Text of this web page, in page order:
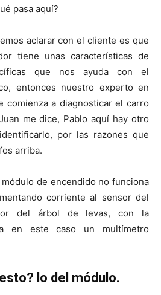
pasa aquí?
aclarar con el cliente es que
tiene unas características de
que nos ayuda con el
entonces nuestro experto en
comienza a diagnosticar el carro
me dice, Pablo aquí hay otro
por las razones que
arriba.
de encendido no funciona
corriente al sensor del
del árbol de levas, con la
en este caso un multímetro
lo del módulo.